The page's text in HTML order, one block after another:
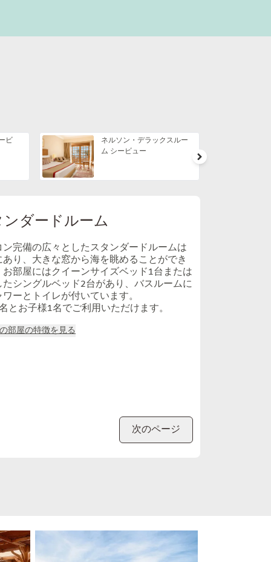
ビ
ネルソン・デラックスルー
ム シービュー
ダードルーム
完備の広々としたスタンダードルームは
り、大きな窓から海を眺めることができ
部屋にはクイーンサイズベッド1台または
シングルベッド2台があり、バスルームに
ーとトイレが付いています。
とお子様1名でご利用いただけます。
部屋の特徴を見る
次のページ